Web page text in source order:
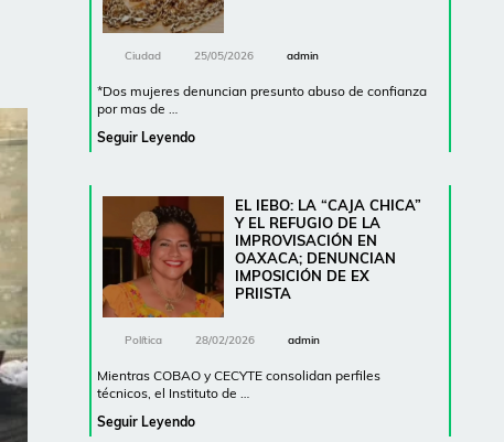
Ciudad 25/05/2026 admin
*Dos mujeres denuncian presunto abuso de confianza
por mas de …
Seguir Leyendo
EL IEBO: LA “CAJA CHICA”
Y EL REFUGIO DE LA
IMPROVISACIÓN EN
OAXACA; DENUNCIAN
IMPOSICIÓN DE EX
PRIISTA
Política 28/02/2026 admin
Mientras COBAO y CECYTE consolidan perfiles
técnicos, el Instituto de …
Seguir Leyendo